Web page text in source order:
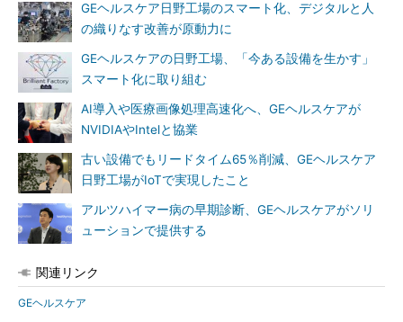
GEヘルスケア日野工場のスマート化、デジタルと人
の織りなす改善が原動力に
GEヘルスケアの日野工場、「今ある設備を生かす」
スマート化に取り組む
AI導入や医療画像処理高速化へ、GEヘルスケアが
NVIDIAやIntelと協業
古い設備でもリードタイム65％削減、GEヘルスケア
日野工場がIoTで実現したこと
アルツハイマー病の早期診断、GEヘルスケアがソリ
ューションで提供する
関連リンク
GEヘルスケア